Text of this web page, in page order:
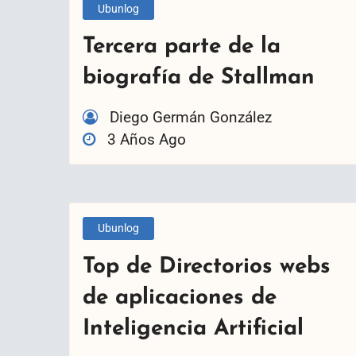
Ubunlog
Tercera parte de la
biografía de Stallman
Diego Germán González
3 Años Ago
Ubunlog
Top de Directorios webs
de aplicaciones de
Inteligencia Artificial